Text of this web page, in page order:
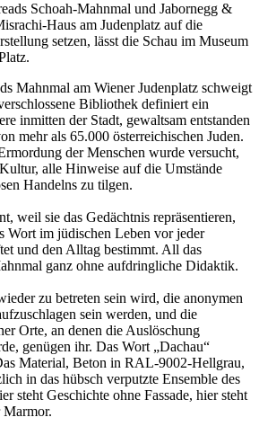
Schoah-Mahnmal und Jabornegg &
Haus am Judenplatz auf die
setzen, lässt die Schau im Museum
Mahnmal am Wiener Judenplatz schweigt
Bibliothek definiert ein
inmitten der Stadt, gewaltsam entstanden
mehr als 65.000 österreichischen Juden.
der Menschen wurde versucht,
alle Hinweise auf die Umstände
Handelns zu tilgen.
weil sie das Gedächtnis repräsentieren,
Wort im jüdischen Leben vor jeder
und den Alltag bestimmt. All das
ganz ohne aufdringliche Didaktik.
zu betreten sein wird, die anonymen
sein werden, und die
Orte, an denen die Auslöschung
genügen ihr. Das Wort „Dachau“
Material, Beton in RAL-9002-Hellgrau,
in das hübsch verputzte Ensemble des
steht Geschichte ohne Fassade, hier steht